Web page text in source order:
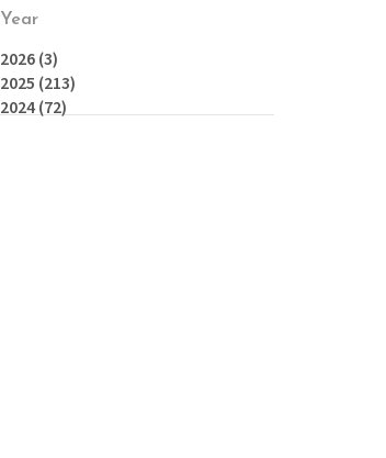
Year
2026 (3)
2025 (213)
2024(72)